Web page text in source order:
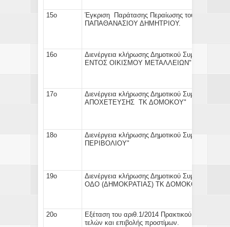
15ο Έγκριση Παράτασης Περαίωσης του έργου
16ο Διενέργεια κλήρωσης Δημοτικού Συμβούλου για
ΕΝΤΟΣ ΟΙΚΙΣΜΟΥ
17ο Διενέργεια κλήρωσης Δημοτικού Συμβούλου για
ΑΠΟΧΕΤΕΥΣΗΣ ΤΚ
18ο Διενέργεια κλήρωσης Δημοτικού Συμβούλου για
19ο Διενέργεια κλήρωσης Δημοτικού Συμβούλου για
ΟΔΟ
20ο Εξέταση του αριθ.1/2014 Πρακτικού (
τελών και επιβολής προστίμων